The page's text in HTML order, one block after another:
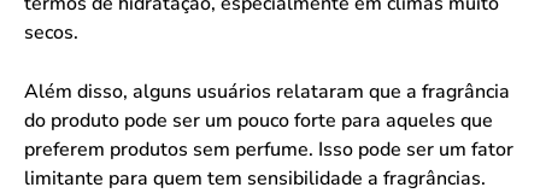
secos.
Além disso, alguns usuários relataram que a fragrância
do produto pode ser um pouco forte para aqueles que
preferem produtos sem perfume. Isso pode ser um fator
limitante para quem tem sensibilidade a fragrâncias.